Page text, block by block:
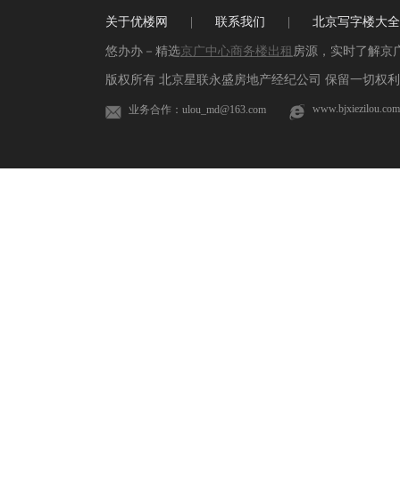
关于优楼网 联系我们 北京写字楼大全
悠办办－精选京广中心商务楼出租 房源，实时了解京
版权所有 北京星联永盛房地产经纪公司 保留一切权
业务合作：ulou_md@163.com www.bjxiezilou.com